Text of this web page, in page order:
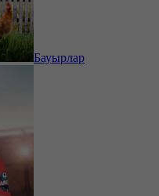
Бауырлар